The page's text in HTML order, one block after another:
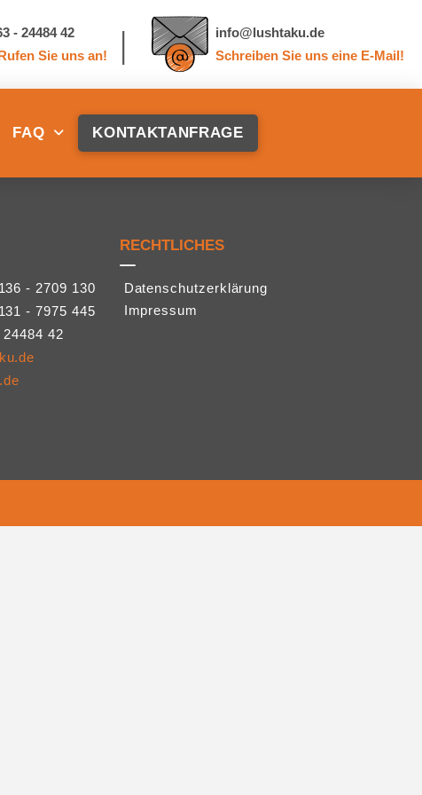
- 24484 42
Sie uns an!
|
info@lushtaku.de
Schreiben Sie uns eine E-Mail!
FAQ KONTAKTANFRAGE
- 2709 130
- 7975 445
42
RECHTLICHES
Datenschutzerklärung
Impressum